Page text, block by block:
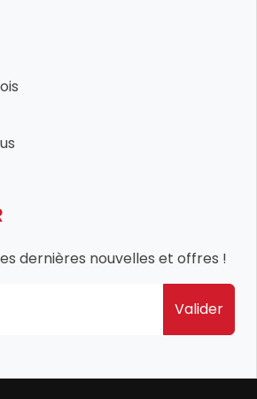
dernières nouvelles et offres !
Valider